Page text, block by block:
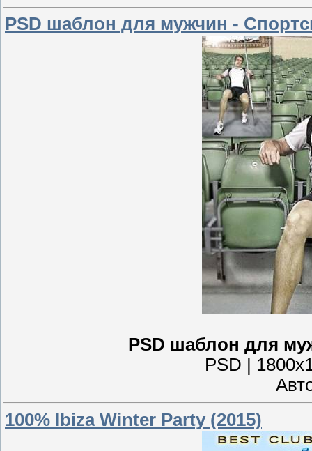
PSD шаблон для мужчин -
PSD шаблон для
PSD |
100% Ibiza Winter Party (2015)